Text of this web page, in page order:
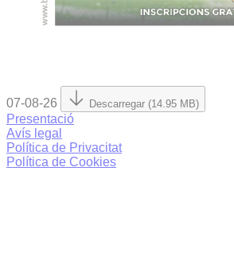
07-08-26 Descarregar (14.95 MB)
Presentació
Avís legal
Política de Privacitat
Política de Cookies